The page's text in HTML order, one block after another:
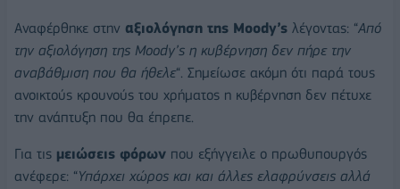
Αναφέρθηκε στην αξιολόγηση της Moody’s λέγοντας: “Από
την αξιολόγηση της Moody’s η κυβέρνηση δεν πήρε την
αναβάθμιση που θα ήθελε“. Σημείωσε ακόμη ότι παρά τους
ανοικτούς κρουνούς του χρήματος η κυβέρνηση δεν πέτυχε
την ανάπτυξη που θα έπρεπε.
Για τις μειώσεις φόρων που εξήγγειλε ο πρωθυπουργός
ανέφερε: “Υπάρχει χώρος και και άλλες ελαφρύνσεις αλλά